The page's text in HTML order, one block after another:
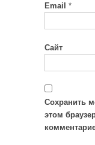
Email *
Сайт
Сохранить
этом